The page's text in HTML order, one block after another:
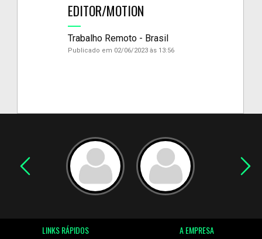
EDITOR/MOTION
Trabalho Remoto - Brasil
Publicado em 02/06/2023 às 13:56
LINKS RÁPIDOS A EMPRESA